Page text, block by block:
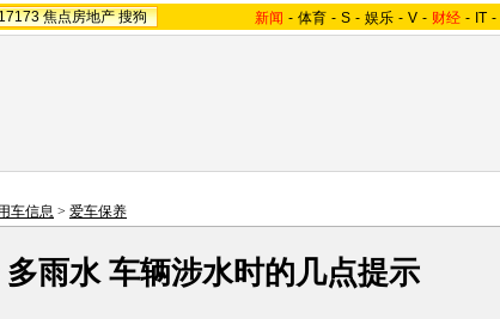
焦点房地产 搜狗 新闻 - 体育 - S - 娱乐 - V - 财经 - IT -
车信息 > 爱车保养
雨水 车辆涉水时的几点提示